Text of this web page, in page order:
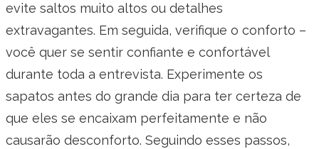
evite saltos muito altos ou detalhes
extravagantes. Em seguida, verifique o conforto –
você quer se sentir confiante e confortável
durante toda a entrevista. Experimente os
sapatos antes do grande dia para ter certeza de
que eles se encaixam perfeitamente e não
causarão desconforto. Seguindo esses passos,